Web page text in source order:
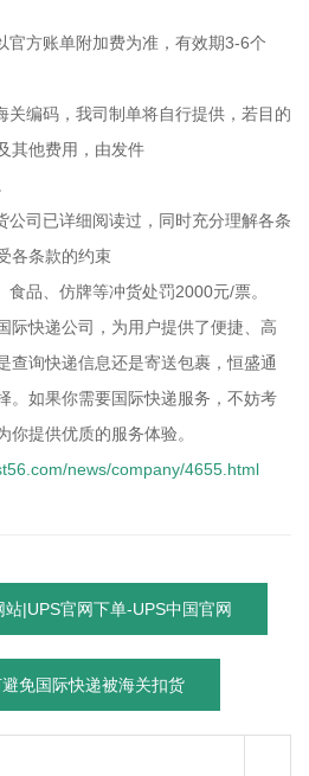
官方账单附加费为准，有效期3-6个
关编码，我司制单将自行提供，若目的
其他费用，由发件
公司已详细阅读过，同时充分理解各条
各条款的约束
品、仿牌等冲货处罚2000元/票。
际快递公司，为用户提供了便捷、高
查询快递信息还是寄送包裹，恒盛通
。如果你需要国际快递服务，不妨考
你提供优质的服务体验。
news/company/4655.html
站|UPS官网下单-UPS中国官网
免国际快递被海关扣货